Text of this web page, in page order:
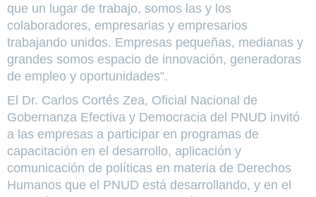
que un lugar de trabajo, somos las y los
colaboradores, empresarias y empresarios
trabajando unidos. Empresas pequeñas, medianas y
grandes somos espacio de innovación, generadoras
de empleo y oportunidades”.
El Dr. Carlos Cortés Zea, Oficial Nacional de
Gobernanza Efectiva y Democracia del PNUD invitó
a las empresas a participar en programas de
capacitación en el desarrollo, aplicación y
comunicación de políticas en materia de Derechos
Humanos que el PNUD está desarrollando, y en el